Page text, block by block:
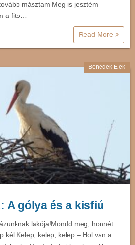
másztam;Meg is jesztém
a fito…
Read More
Benedek Elek
A gólya és a kisfiú
lakója!Mondd meg, honnét
kél.Kelep, kelep, kelep.– Hol van a